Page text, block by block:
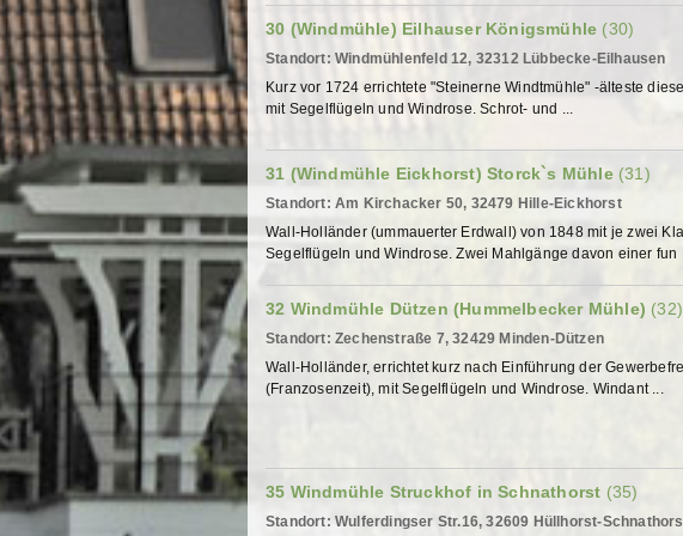
30 (Windmühle) Eilhauser Königsmühle (30)
Standort: Windmühlenfeld 12, 32312 Lübbecke-Eilhausen
Kurz vor 1724 errichtete "Steinerne Windtmühle" -älteste
mit Segelflügeln und Windrose. Schrot- und ...
31 (Windmühle Eickhorst) Storck`s Mühle (31)
Standort: Am Kirchacker 50, 32479 Hille-Eickhorst
Wall-Holländer (ummauerter Erdwall) von 1848 mit je zwei
Segelflügeln und Windrose. Zwei Mahlgänge davon einer fun
32 Windmühle Dützen (Hummelbecker Mühle) (32)
Standort: Zechenstraße 7, 32429 Minden-Dützen
Wall-Holländer, errichtet kurz nach Einführung der
(Franzosenzeit), mit Segelflügeln und Windrose. Windant ...
35 Windmühle Struckhof in Schnathorst (35)
Standort: Wulferdingser Str.16, 32609 Hüllhorst-